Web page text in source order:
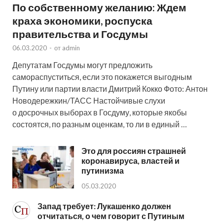
По собственному желанию: Ждем
краха экономики, роспуска
правительства и Госдумы
06.03.2020 - от admin
Депутатам Госдумы могут предложить
самораспуститься, если это покажется выгодным
Путину или партии власти Дмитрий Кокко Фото: Антон
Новодережкин/ТАСС Настойчивые слухи
о досрочных выборах в Госдуму, которые якобы
состоятся, по разным оценкам, то ли в единый …
Это для россиян страшней
коронавируса, властей и
путинизма
05.03.2020
Запад требует: Лукашенко должен
отчитаться, о чем говорит с Путиным